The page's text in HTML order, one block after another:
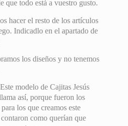
que todo está a vuestro gusto.
hacer el resto de los artículos
Indicadlo en el apartado de
los diseños y no tenemos
modelo de Cajitas Jesús
así, porque fueron los
los que creamos este
como querían que